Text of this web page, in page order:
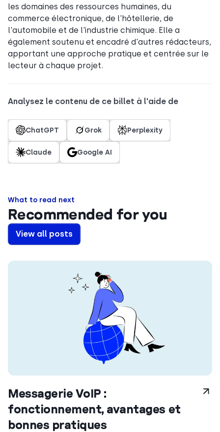
les domaines des ressources humaines, du
commerce électronique, de l'hôtellerie, de
l'automobile et de l'industrie chimique. Elle a
également soutenu et encadré d'autres rédacteurs,
apportant une approche pratique et centrée sur le
lecteur à chaque projet.
Analysez le contenu de ce billet à l'aide de
ChatGPT Grok Perplexity
Claude Google AI
What to read next
Recommended for you
View all posts
Messagerie VoIP :
fonctionnement, avantages et
bonnes pratiques